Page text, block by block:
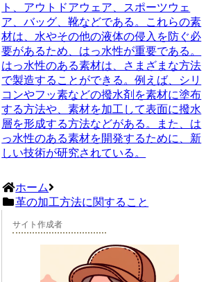
ト、アウトドアウェア、スポーツウェ
ア、バッグ、靴などである。これらの素
材は、水やその他の液体の侵入を防ぐ必
要があるため、はっ水性が重要である。
はっ水性のある素材は、さまざまな方法
で製造することができる。例えば、シリ
コンやフッ素などの撥水剤を素材に塗布
する方法や、素材を加工して表面に撥水
層を形成する方法などがある。また、は
っ水性のある素材を開発するために、新
しい技術が研究されている。
ホーム
革の加工方法に関すること
サイト作成者